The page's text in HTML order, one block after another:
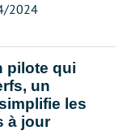
2024
pilote qui
un
les
à jour